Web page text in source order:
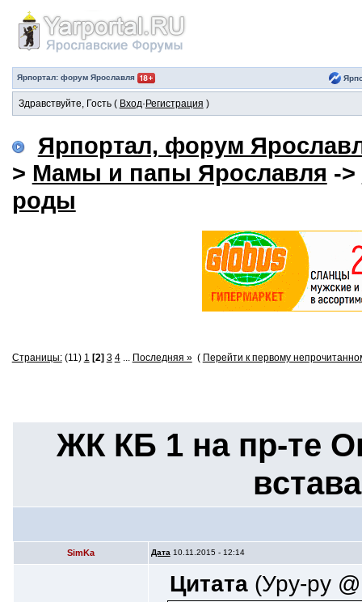
Ярпортал: форум Ярославля
Здравствуйте, Гость ( Вход· Регистрация )
Ярпортал, форум
> Мамы и папы Ярославля ->
роды
Страницы:(11) 1 [2] 3 4... Последняя » ( Перейти к первому
ЖК КБ 1 на пр-те
SimKa Дата 10.11.2015 - 12:14
Цитата (Уру-ру